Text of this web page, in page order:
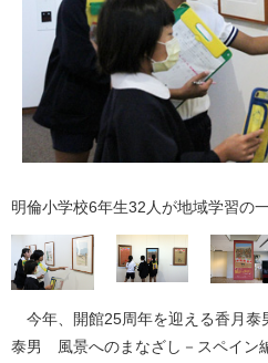
明倫小学校6年生32人が地域学習の
今年、開館25周年を迎える香月泰
泰男 風景へのまなざし－スペイン